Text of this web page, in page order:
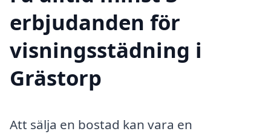
erbjudanden för
visningsstädning i
Grästorp
Att sälja en bostad kan vara en